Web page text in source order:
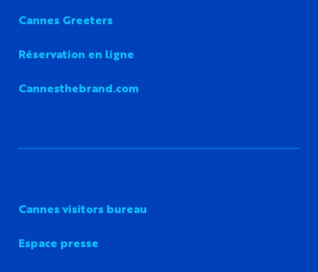
Cannes Greeters
Réservation en ligne
Cannesthebrand.com
Cannes visitors bureau
Espace presse